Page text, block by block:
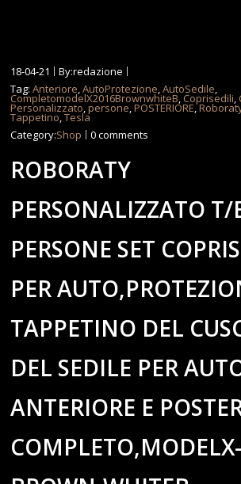
18-04-21
By:redazione
Tag:Anteriore,AutoProtezione,AutoSedile,
CompletomodelX2016BrownwhiteB, Coprisedili,
Personalizzato,persone,POSTERIORE,
Tappetino,Tesla
Category:Shop 0 comments
ROBORATY
PERSONALIZZATO T/
PERSONE SET
PER
TAPPETINO DEL
DEL SEDILE PER
ANTERIORE E